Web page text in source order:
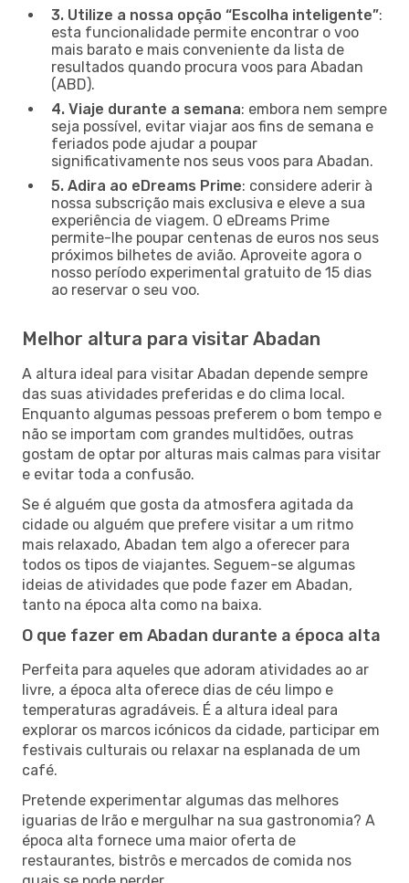
3. Utilize a nossa opção “Escolha inteligente”:
esta funcionalidade permite encontrar o voo
mais barato e mais conveniente da lista de
resultados quando procura voos para Abadan
(ABD).
4. Viaje durante a semana: embora nem sempre
seja possível, evitar viajar aos fins de semana e
feriados pode ajudar a poupar
significativamente nos seus voos para Abadan.
5. Adira ao eDreams Prime: considere aderir à
nossa subscrição mais exclusiva e eleve a sua
experiência de viagem. O eDreams Prime
permite-lhe poupar centenas de euros nos seus
próximos bilhetes de avião. Aproveite agora o
nosso período experimental gratuito de 15 dias
ao reservar o seu voo.
Melhor altura para visitar Abadan
A altura ideal para visitar Abadan depende sempre
das suas atividades preferidas e do clima local.
Enquanto algumas pessoas preferem o bom tempo e
não se importam com grandes multidões, outras
gostam de optar por alturas mais calmas para visitar
e evitar toda a confusão.
Se é alguém que gosta da atmosfera agitada da
cidade ou alguém que prefere visitar a um ritmo
mais relaxado, Abadan tem algo a oferecer para
todos os tipos de viajantes. Seguem-se algumas
ideias de atividades que pode fazer em Abadan,
tanto na época alta como na baixa.
O que fazer em Abadan durante a época alta
Perfeita para aqueles que adoram atividades ao ar
livre, a época alta oferece dias de céu limpo e
temperaturas agradáveis. É a altura ideal para
explorar os marcos icónicos da cidade, participar em
festivais culturais ou relaxar na esplanada de um
café.
Pretende experimentar algumas das melhores
iguarias de Irão e mergulhar na sua gastronomia? A
época alta fornece uma maior oferta de
restaurantes, bistrôs e mercados de comida nos